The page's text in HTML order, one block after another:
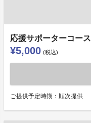
応援サポーターコース
¥5,000 (税込)
ご提供予定時期：順次提供